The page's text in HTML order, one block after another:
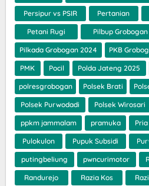
Persipur vs PSIR Pertanian
Petani Rugi Pilbup Grobogan
Pilkada Grobogan 2024 PKB
PMK Pocil Polda Jateng 2025
polresgrobogan Polsek Brati
Polsek Purwodadi Polsek Wirosari
ppkm jammalam pramuka Pria
Pulokulon Pupuk Subsidi
putingbeliung pwncurimotor
Randurejo Razia Kos